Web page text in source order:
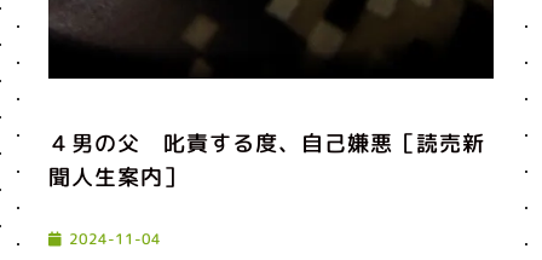
４男の父 叱責する度、自己嫌悪［読売新
聞人生案内］
2024-11-04